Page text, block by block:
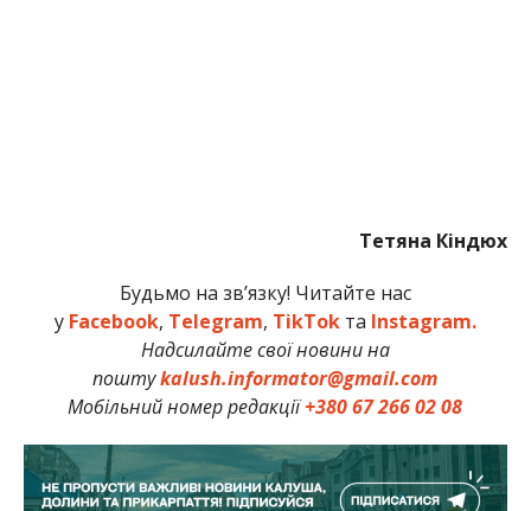
Тетяна Кіндюх
Будьмо на зв’язку! Читайте нас
у Facebook, Telegram, TikTokта Instagram.
Надсилайте свої новини на
поштуkalush.informator@gmail.com
Мобільний номер редакції+380 67 266 02 08